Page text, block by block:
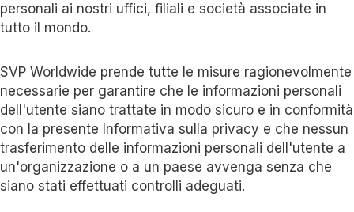
personali ai nostri uffici, filiali e società associate in
tutto il mondo.
SVP Worldwide prende tutte le misure ragionevolmente
necessarie per garantire che le informazioni personali
dell'utente siano trattate in modo sicuro e in conformità
con la presente Informativa sulla privacy e che nessun
trasferimento delle informazioni personali dell'utente a
un'organizzazione o a un paese avvenga senza che
siano stati effettuati controlli adeguati.